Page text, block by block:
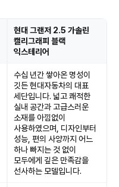
현대 그랜저 2.5 가솔린
캘리그래피 블랙
익스테리어
수십 년간 쌓아온 명성이
깃든 현대자동차의 대표
세단입니다. 넓고 쾌적한
실내 공간과 고급스러운
소재를 아낌없이
사용하였으며, 디자인부터
성능, 편의 사양까지 어느
하나 빠지는 것 없이
모두에게 깊은 만족감을
선사하는 모델입니다.